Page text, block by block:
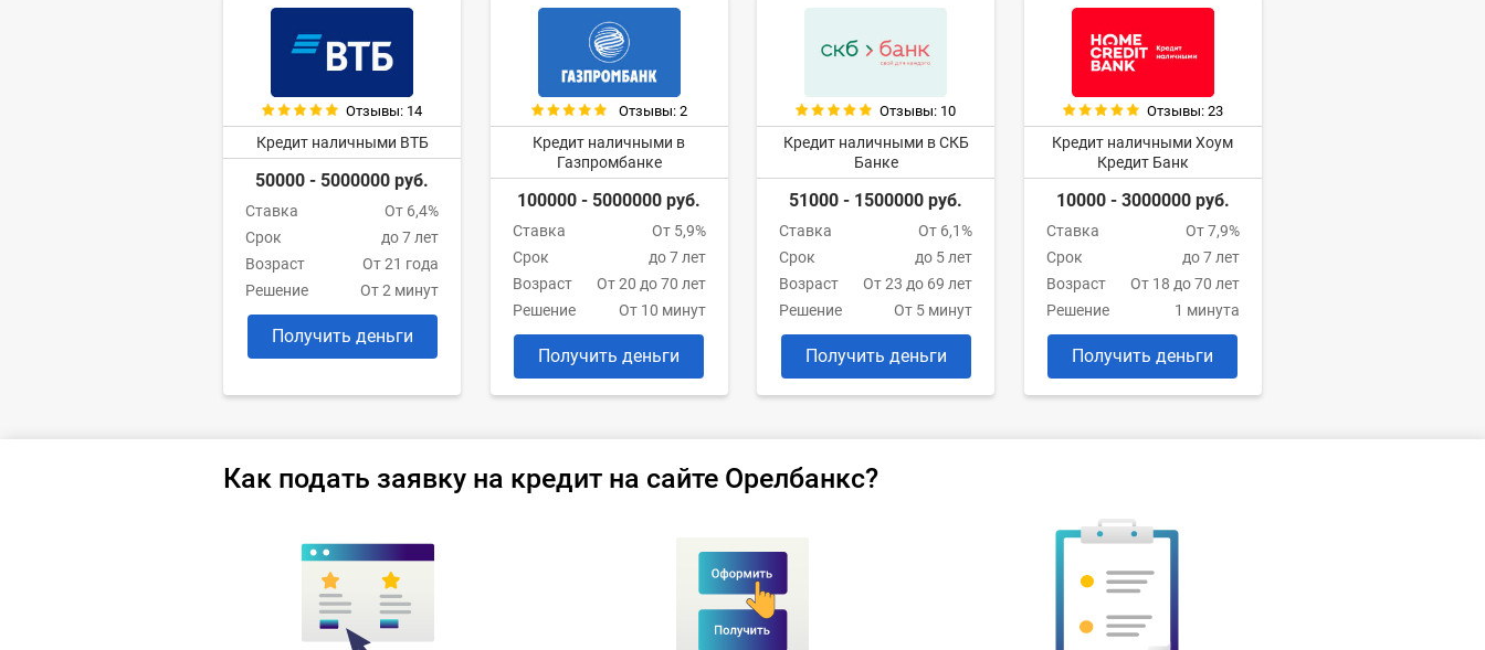
Отзывы: 14
Кредит наличными ВТБ
50000 - 5000000 руб.
Ставка
От 6,4%
Срок
до 7 лет
Возраст
От 21 года
Решение
От 2 минут
Получить деньги
Отзывы: 2
Кредит наличными в
Газпромбанке
100000 - 5000000 руб.
Ставка
От 5,9%
Срок
до 7 лет
Возраст
От 20 до 70 лет
Решение
От 10 минут
Получить деньги
Отзывы: 10
Кредит наличными в СКБ
Банке
51000 - 1500000 руб.
Ставка
От 6,1%
Срок
до 5 лет
Возраст
От 23 до 69 лет
Решение
От 5 минут
Получить деньги
Отзывы: 23
Кредит наличными Хоум
Кредит Банк
10000 - 3000000 руб.
Ставка
От 7,9%
Срок
до 7 лет
Возраст
От 18 до 70 лет
Решение
1 минута
Получить деньги
Как подать заявку на кредит на сайте Орелбанкс?